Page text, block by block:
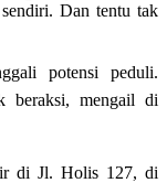
Dan tentu tak
potensi peduli.
beraksi, mengail di
di Jl. Holis 127, di